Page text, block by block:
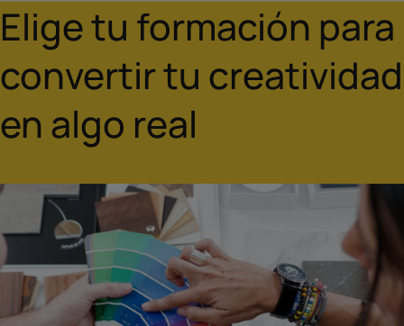
Elige tu formación para
convertir tu creatividad
en algo real